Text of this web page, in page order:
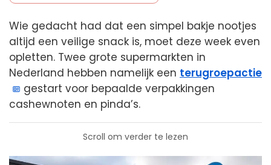
Wie gedacht had dat een simpel bakje nootjes
altijd een veilige snack is, moet deze week even
opletten. Twee grote supermarkten in
Nederland hebben namelijk een terugroepactie
gestart voor bepaalde verpakkingen
cashewnoten en pinda’s.
Scroll om verder te lezen